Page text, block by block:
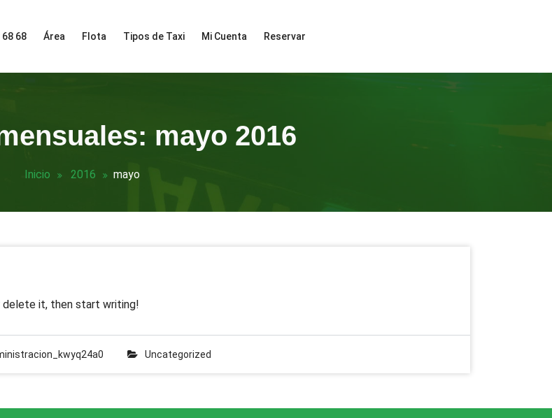
68 68 Área Flota Tipos de Taxi Mi Cuenta Reservar
mayo 2016
Inicio 2016 mayo
delete it, then start writing!
Uncategorized